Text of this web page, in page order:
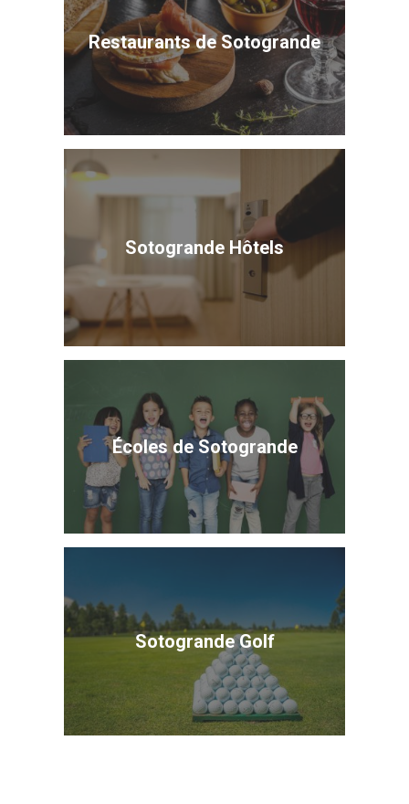
Restaurants de Sotogrande
Sotogrande Hôtels
Écoles de Sotogrande
Sotogrande Golf